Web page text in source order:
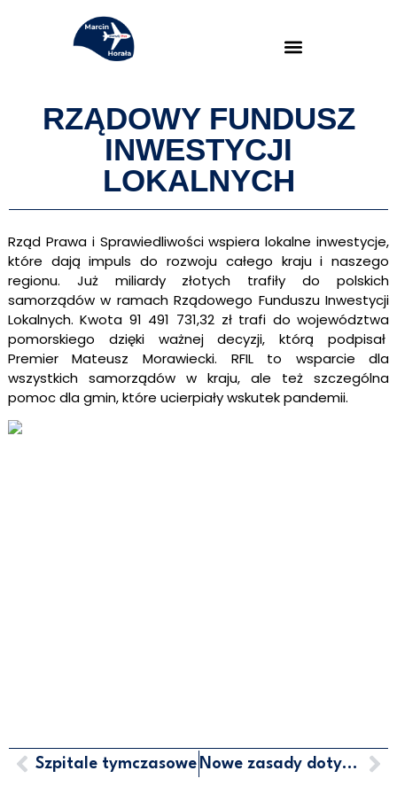
RZĄDOWY FUNDUSZ
INWESTYCJI
LOKALNYCH
Rząd Prawa i Sprawiedliwości wspiera lokalne inwestycje,
które dają impuls do rozwoju całego kraju i naszego
regionu. Już miliardy złotych trafiły do polskich
samorządów w ramach Rządowego Funduszu Inwestycji
Lokalnych. Kwota 91 491 731,32 złtrafi do województwa
pomorskiego dzięki ważnej decyzji, którą podpisał
Premier Mateusz Morawiecki. RFIL to wsparcie dla
wszystkich samorządów w kraju, ale też szczególna
pomoc dla gmin, które ucierpiały wskutek pandemii.
Szpitale tymczasowe Nowe zasady dotyczące kwarantanny dla przyjeżdżających do Polski